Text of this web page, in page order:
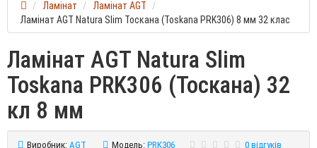
Ламінат
Ламінат AGT
Ламінат AGT Natura Slim Тоскана (Toskana PRK306) 8 мм 32 клас
Ламінат AGT Natura Slim
Toskana PRK306 (Тоскана) 32
кл 8 мм
Виробник: AGT Модель: PRK306 0 відгуків